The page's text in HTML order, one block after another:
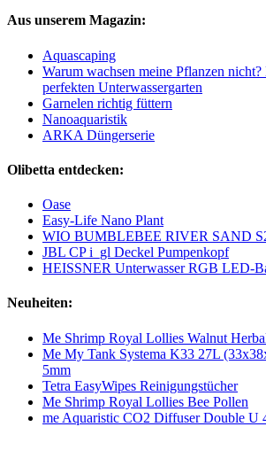
Aus unserem Magazin:
Aquascaping
Warum wachsen meine Pflanzen
perfekten Unterwassergarten
Garnelen richtig füttern
Nanoaquaristik
ARKA Düngerserie
Olibetta entdecken:
Oase
Easy-Life Nano Plant
WIO BUMBLEBEE RIVER SAND
JBL CP i_gl Deckel Pumpenkopf
HEISSNER Unterwasser RGB LED-
Neuheiten:
Me Shrimp Royal Lollies Walnut
Me My Tank Systema K33 27L
5mm
Tetra EasyWipes Reinigungstücher
Me Shrimp Royal Lollies Bee Pollen
me Aquaristic CO2 Diffuser Double U